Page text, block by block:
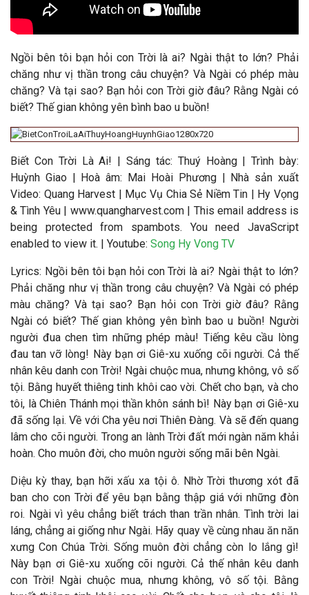
Ngồi bên tôi bạn hỏi con Trời là ai? Ngài thật to lớn? Phải
chăng như vị thần trong câu chuyện? Và Ngài có phép màu
chăng? Và tại sao? Bạn hỏi con Trời giờ đâu? Rằng Ngài có
biết? Thế gian không yên bình bao u buồn!
Biết Con Trời Là Ai! |Sáng tác: Thuý Hoàng | Trình bày:
Huỳnh Giao | Hoà âm: Mai Hoài Phương| Nhà sản xuất
Video: Quang Harvest | Mục Vụ Chia Sẻ Niềm Tin | Hy Vọng
& Tình Yêu | www.quangharvest.com | This email address is
being protected from spambots. You need JavaScript
enabled to view it. | Youtube: Song Hy Vong TV
Lyrics: Ngồi bên tôi bạn hỏi con Trời là ai? Ngài thật to lớn?
Phải chăng như vị thần trong câu chuyện? Và Ngài có phép
màu chăng? Và tại sao? Bạn hỏi con Trời giờ đâu? Rằng
Ngài có biết? Thế gian không yên bình bao u buồn! Người
người đua chen tìm những phép màu! Tiếng kêu cầu lòng
đau tan vỡ lòng! Này bạn ơi Giê-xu xuống cõi người. Cả thế
nhân kêu danh con Trời! Ngài chuộc mua, nhưng không, vô số
tội. Bằng huyết thiêng tinh khôi cao vời. Chết cho bạn, và cho
tôi, là Chiên Thánh mọi thần khôn sánh bì! Này bạn ơi Giê-xu
đã sống lại. Về với Cha yêu nơi Thiên Đàng. Và sẽ đến quang
lâm cho cõi người. Trong an lành Trời đất mới ngàn năm khải
hoàn. Cho muôn đời, cho muôn người sống mãi bên Ngài.
Diệu kỳ thay, bạn hỡi xấu xa tội ô. Nhờ Trời thương xót đã
ban cho con Trời để yêu bạn bằng thập giá với những đòn
roi. Ngài vì yêu chẳng biết trách than trần nhân. Tình trời lai
láng, chẳng ai giống như Ngài. Hãy quay về cùng nhau ăn năn
xưng Con Chúa Trời. Sống muôn đời chẳng còn lo lắng gì!
Này bạn ơi Giê-xu xuống cõi người. Cả thế nhân kêu danh
con Trời! Ngài chuộc mua, nhưng không, vô số tội. Bằng